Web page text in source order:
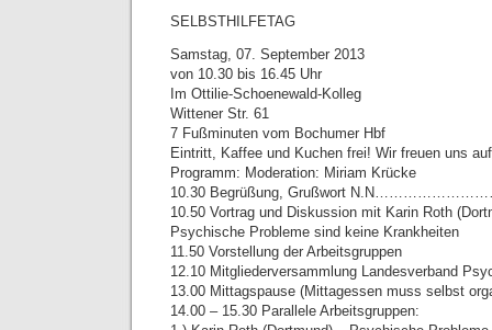
SELBSTHILFETAG
Samstag, 07. September 2013
von 10.30 bis 16.45 Uhr
Im Ottilie-Schoenewald-Kolleg
Wittener Str. 61
7 Fußminuten vom Bochumer Hbf
Eintritt, Kaffee und Kuchen frei! Wir freuen uns
Programm: Moderation: Miriam Krücke
10.30 Begrüßung, Grußwort
10.50 Vortrag und Diskussion mit Karin Roth
Psychische Probleme sind keine Krankheiten
11.50 Vorstellung der Arbeitsgruppen
12.10 Mitgliederversammlung Landesverband
13.00 Mittagspause (Mittagessen muss selbst
14.00 – 15.30 Parallele Arbeitsgruppen: